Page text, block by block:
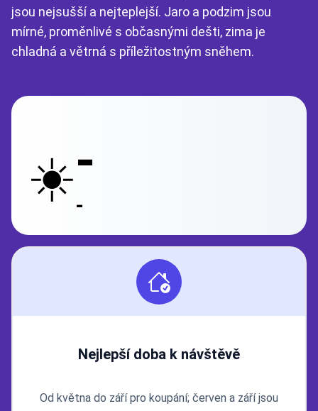
jsou nejsušší a nejteplejší. Jaro a podzim jsou
mírné, proměnlivé s občasnými dešti, zima je
chladná a větrná s příležitostným sněhem.
☀️-
-
Nejlepší doba k návštěvě
Od května do září pro koupání; červen a září jsou